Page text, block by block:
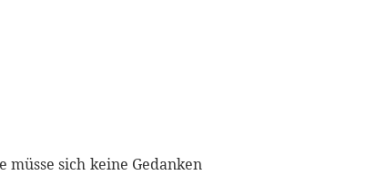
sich keine Gedanken